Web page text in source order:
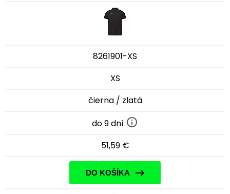
8261901-XS
XS
čierna / zlatá
do 9 dní
51,59 €
DO KOŠÍKA